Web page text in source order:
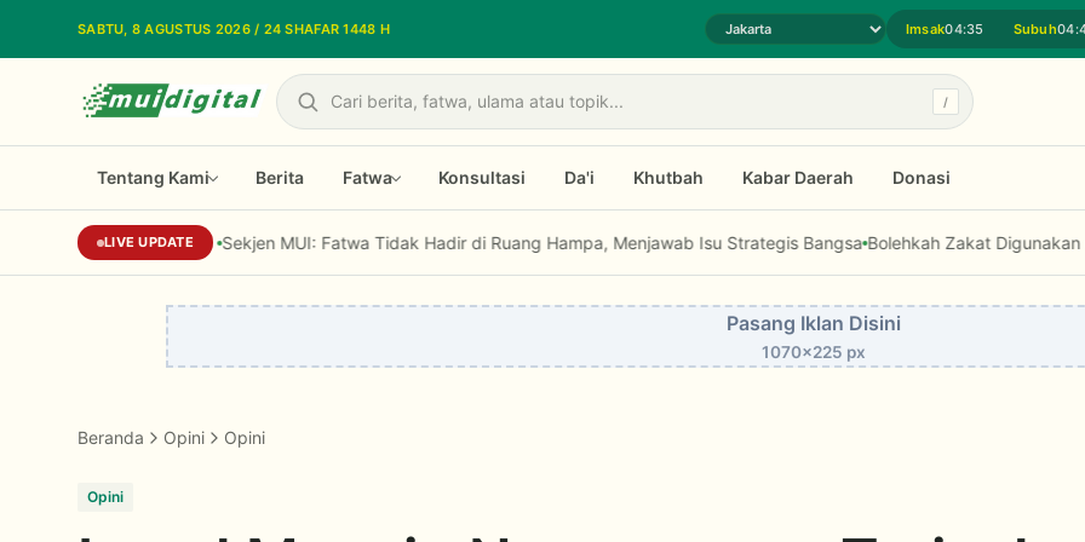
SABTU, 8 AGUSTUS 2026 / 24 SHAFAR 1448 H Pilih daerah jadwal sholat Imsak04:35 Subuh
Cari
/
Tentang Kami Berita Fatwa Konsultasi Da'i Khutbah Kabar Daerah Donasi
LIVE UPDATE
Sekjen MUI: Fatwa Tidak Hadir di Ruang Hampa, Menjawab Isu Strategis Bangsa Bolehkah Zakat Digunakan untuk
Pasang Iklan Disini
1070x225 px
Beranda Opini Opini
Opini